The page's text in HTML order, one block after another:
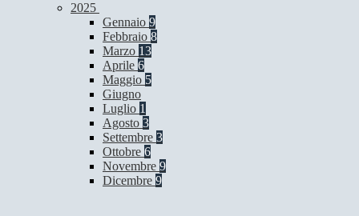
2025
Gennaio 9
Febbraio 8
Marzo 13
Aprile 6
Maggio 5
Giugno
Luglio 1
Agosto 3
Settembre 3
Ottobre 6
Novembre 9
Dicembre 9